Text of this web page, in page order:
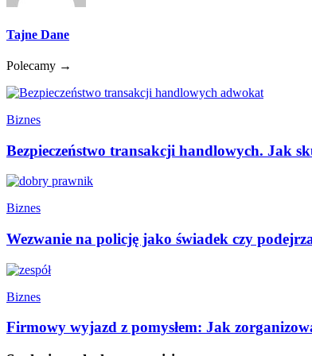
Tajne Dane
Polecamy →
Biznes
Bezpieczeństwo transakcji handlowych. Jak
Biznes
Wezwanie na policję jako świadek czy
Biznes
Firmowy wyjazd z pomysłem: Jak